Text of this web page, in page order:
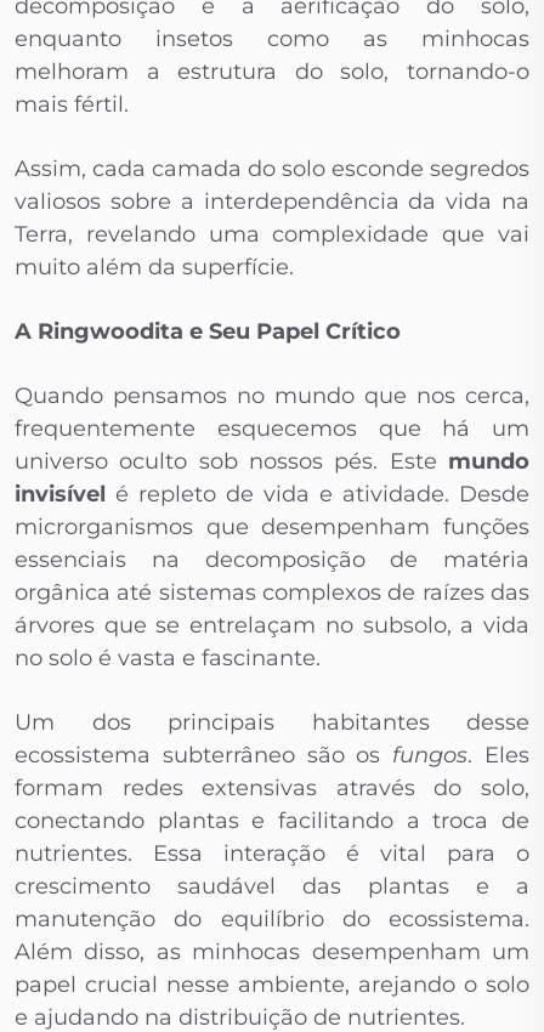
decomposição e a aerificação do solo,
enquanto insetos como as minhocas
melhoram a estrutura do solo, tornando-o
mais fértil.
Assim, cada camada do solo esconde segredos
valiosos sobre a interdependência da vida na
Terra, revelando uma complexidade que vai
muito além da superfície.
A Ringwoodita e Seu Papel Crítico
Quando pensamos no mundo que nos cerca,
frequentemente esquecemos que há um
universo oculto sob nossos pés. Este mundo
invisível é repleto de vida e atividade. Desde
microrganismos que desempenham funções
essenciais na decomposição de matéria
orgânica até sistemas complexos de raízes das
árvores que se entrelaçam no subsolo, a vida
no solo é vasta e fascinante.
Um dos principais habitantes desse
ecossistema subterrâneo são os fungos. Eles
formam redes extensivas através do solo,
conectando plantas e facilitando a troca de
nutrientes. Essa interação é vital para o
crescimento saudável das plantas e a
manutenção do equilíbrio do ecossistema.
Além disso, as minhocas desempenham um
papel crucial nesse ambiente, arejando o solo
e ajudando na distribuição de nutrientes.